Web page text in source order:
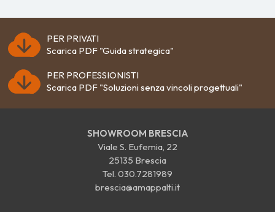
PER PRIVATI
Scarica PDF "Guida strategica"
PER PROFESSIONISTI
Scarica PDF "Soluzioni senza vincoli progettuali"
SHOWROOM BRESCIA
Viale S. Eufemia, 22
25135 Brescia
Tel. 030.7281989
brescia@amappalti.it